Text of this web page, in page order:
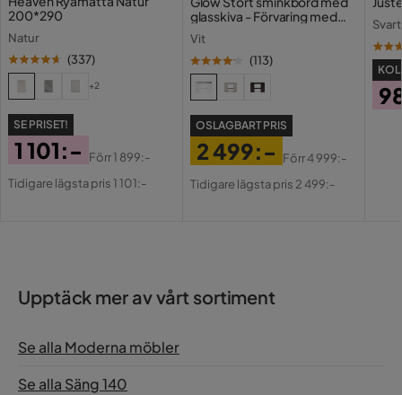
Polyester:
200*290
Natur
(337)
+2
SE PRISET!
Pris
1 101:-
Original
Förr1 899:-
Tidigare lägsta pris 1 101:-
glasskiva - Förvaring med
Vit
(113)
OSLAGBART PRIS
Pris
2 499:-
Original
Förr4 999:-
Tidigare lägsta pris 2 499:-
Svart
Upptäck mer av vårt sortiment
Se alla Moderna möbler
Se alla Säng 140